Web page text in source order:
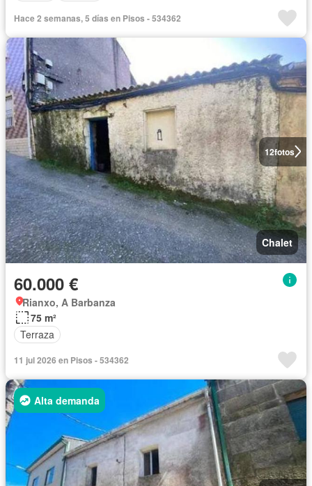
Hace 2 semanas, 5 días en Pisos - 534362
12fotos
Chalet
60.000 €
Rianxo, A Barbanza
75 m²
Terraza
11 jul 2026 en Pisos - 534362
Alta demanda